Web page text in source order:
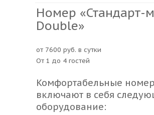
Номер «Стандарт-
Double»
от 7600 руб. в сутки
От 1 до 4 гостей
Комфортабельные
включают в себя
оборудование: